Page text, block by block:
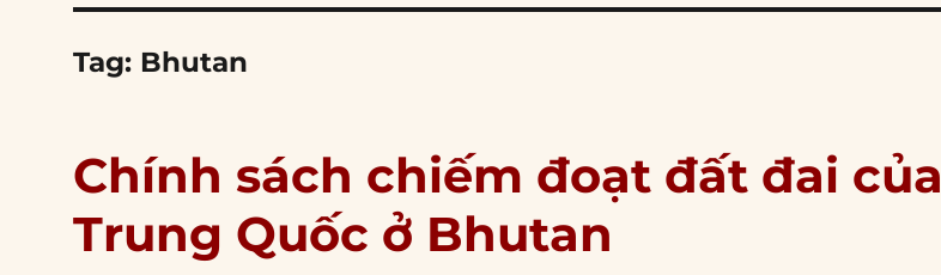
Tag: Bhutan
Chính sách chiếm đoạt đất đai của
Trung Quốc ở Bhutan